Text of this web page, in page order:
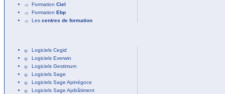
Formation Ciel
Formation Ebp
Les centres de formation
Logiciels Cegid
Logiciels Everwin
Logiciels Gestimum
Logiciels Sage
Logiciels Sage Apinégoce
Logiciels Sage Apibâtiment